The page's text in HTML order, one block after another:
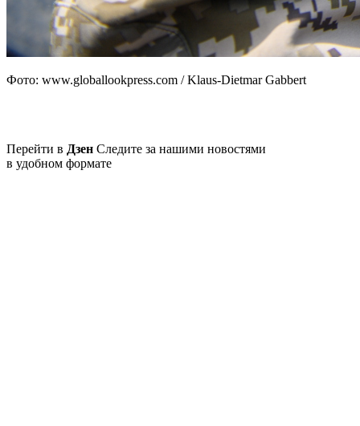
Фото: www.globallookpress.com / Klaus-Dietmar Gabbert
Перейти в Дзен Следите за нашими новостями
в удобном формате